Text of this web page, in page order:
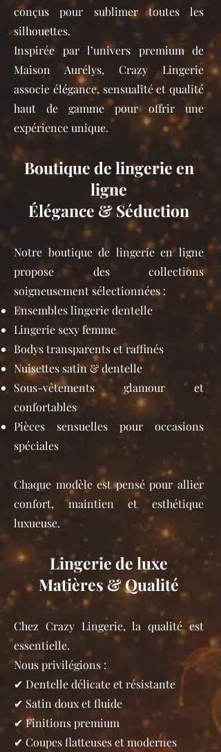
conçus pour sublimer toutes les
silhouettes.
Inspirée par l’univers premium de
Maison Aurélys, Crazy Lingerie
associe élégance, sensualité et qualité
haut de gamme pour offrir une
expérience unique.
Boutique de lingerie en
ligne
Élégance & Séduction
Notre boutique de lingerie en ligne
propose des collections
soigneusement sélectionnées :
Ensembles lingerie dentelle
Lingerie sexy femme
Bodys transparents et raffinés
Nuisettes satin & dentelle
Sous-vêtements glamour et
confortables
Pièces sensuelles pour occasions
spéciales
Chaque modèle est pensé pour allier
confort, maintien et esthétique
luxueuse.
Lingerie de luxe
Matières & Qualité
Chez Crazy Lingerie, la qualité est
essentielle.
Nous privilégions :
✔ Dentelle délicate et résistante
✔ Satin doux et fluide
✔ Finitions premium
✔ Coupes flatteuses et modernes